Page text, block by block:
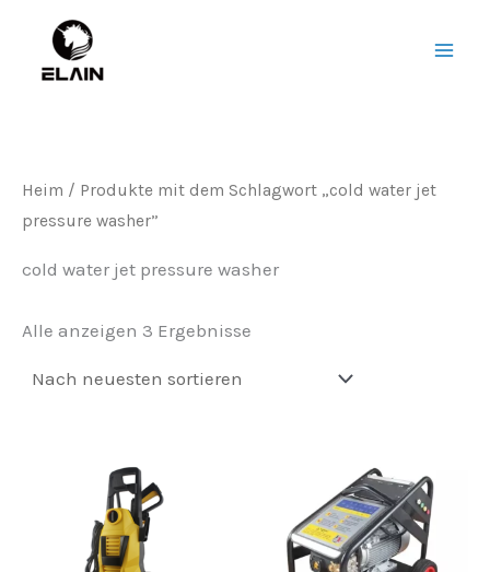
springen
Heim / Produkte mit dem Schlagwort „cold water jet
pressure washer”
cold water jet pressure washer
Alle anzeigen 3 Ergebnisse